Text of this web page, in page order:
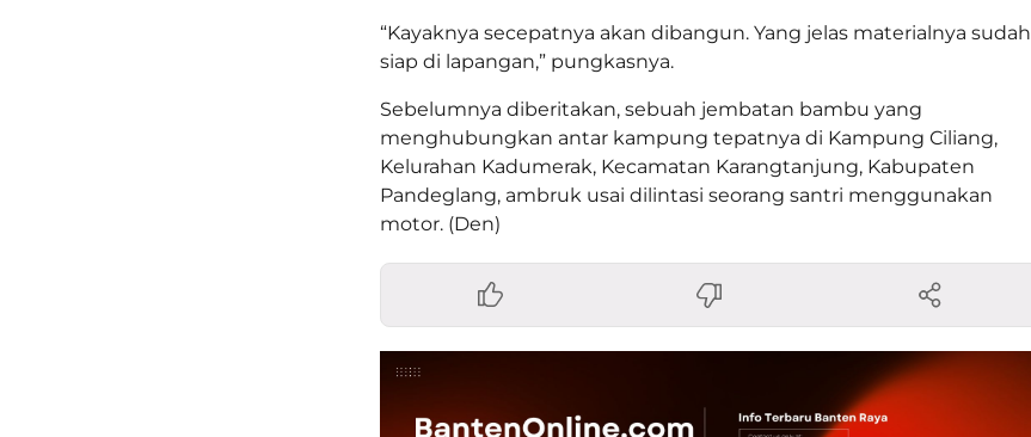
“Kayaknya secepatnya akan dibangun. Yang jelas materialnya sudah
siap di lapangan,” pungkasnya.
Sebelumnya diberitakan, sebuah jembatan bambu yang
menghubungkan antar kampung tepatnya di Kampung Ciliang,
Kelurahan Kadumerak, Kecamatan Karangtanjung, Kabupaten
Pandeglang, ambruk usai dilintasi seorang santri menggunakan
motor. (Den)